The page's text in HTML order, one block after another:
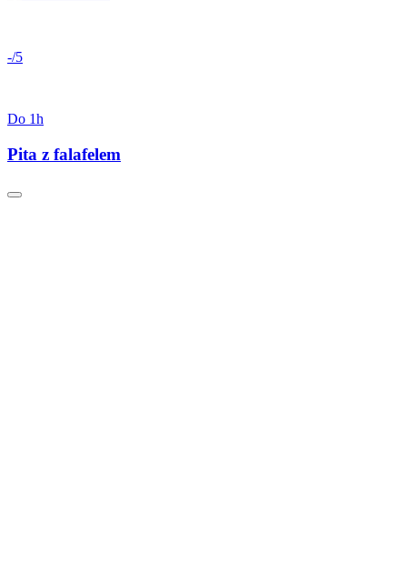
-/5
Do 1h
Pita z falafelem